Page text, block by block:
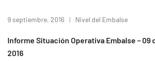
9 septiembre, 2016 Nivel del Embalse
Informe Situación Operativa Embalse – 09
2016